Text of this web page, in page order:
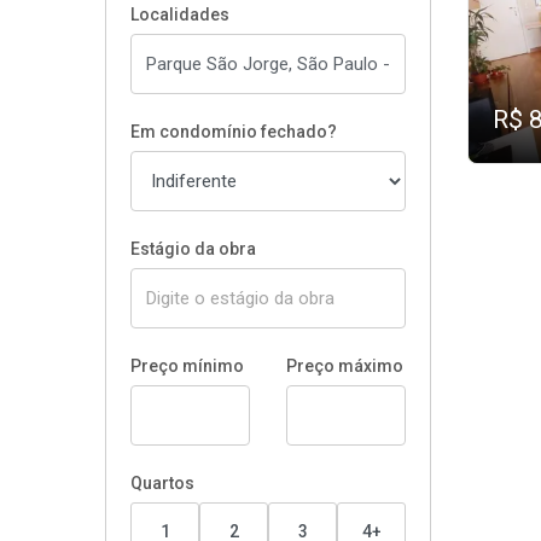
Localidades
Em condomínio fechado?
Estágio da obra
Preço mínimo Preço máximo
Quartos
1 2 3 4+
R$